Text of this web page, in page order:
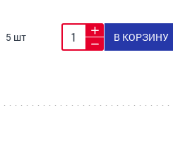
5 шт В КОРЗИНУ